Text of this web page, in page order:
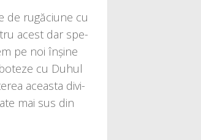
de rugă­ciu­ne cu
acest dar spe­
pe noi înşi­ne
cu Duhul
aceas­ta divi­
mai sus din